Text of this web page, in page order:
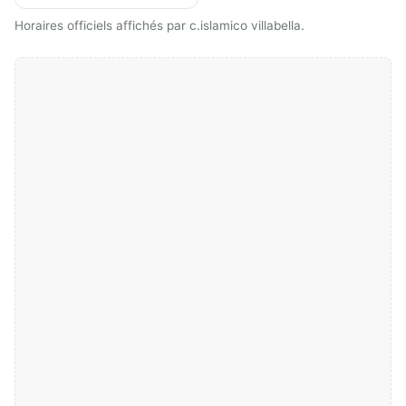
Horaires officiels affichés par c.islamico villabella.